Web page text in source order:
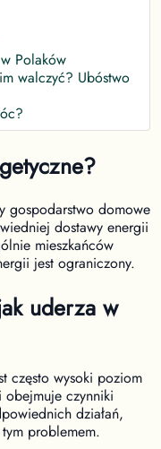
Polaków
walczyć? Ubóstwo
gospodarstwo domowe
dostawy energii
mieszkańców
jest ograniczony.
uderza w
często wysoki poziom
obejmuje czynniki
działań,
problemem.